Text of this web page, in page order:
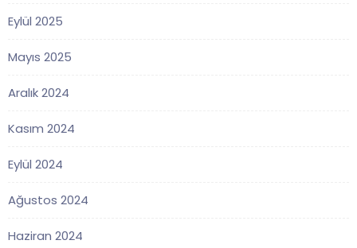
Eylül 2025
Mayıs 2025
Aralık 2024
Kasım 2024
Eylül 2024
Ağustos 2024
Haziran 2024